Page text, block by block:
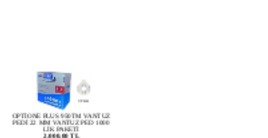
OPTİONE PLUS 950TM VANTUZ
PEDİ 22 MM VANTUZ PED 1000
LİK PAKETİ
2.000,00 TL